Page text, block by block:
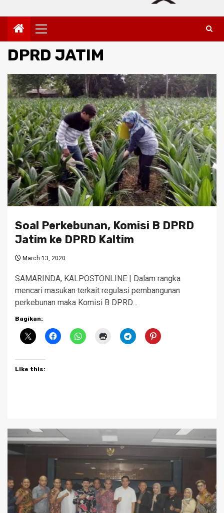
Primary
Menu
DPRD JATIM
Soal Perkebunan, Komisi B DPRD
Jatim ke DPRD Kaltim
March 13, 2020
SAMARINDA, KALPOSTONLINE | Dalam rangka
mencari masukan terkait regulasi pembangunan
perkebunan maka Komisi B DPRD…
Bagikan:
Like this: